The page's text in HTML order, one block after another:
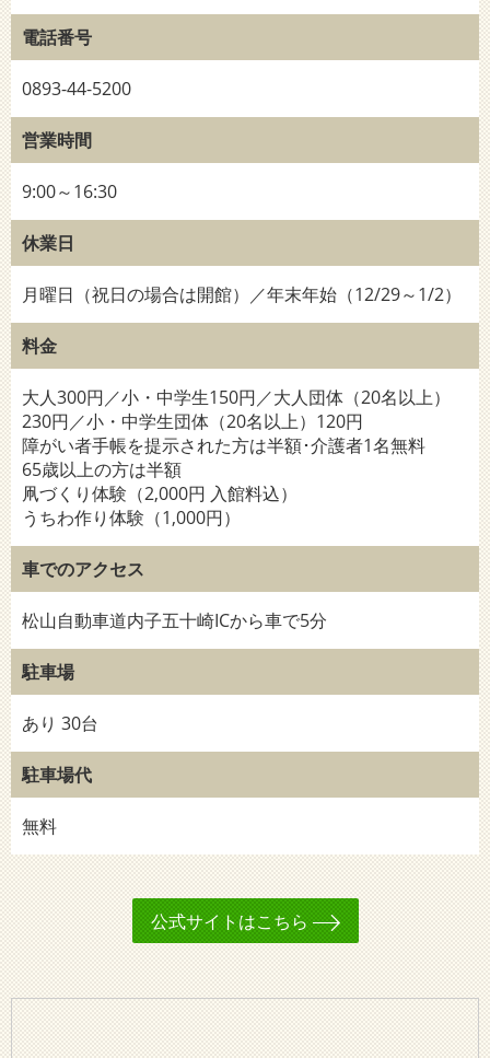
電話番号
0893-44-5200
営業時間
9:00～16:30
休業日
月曜日（祝日の場合は開館）／年末年始（12/29～1/2）
料金
大人300円／小・中学生150円／大人団体（20名以上）
230円／小・中学生団体（20名以上）120円
障がい者手帳を提示された方は半額･介護者1名無料
65歳以上の方は半額
凧づくり体験（2,000円 入館料込）
うちわ作り体験（1,000円）
車でのアクセス
松山自動車道内子五十崎ICから車で5分
駐車場
あり 30台
駐車場代
無料
公式サイトはこちら